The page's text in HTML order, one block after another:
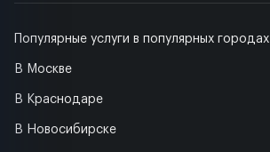
Популярные услуги в популярных городах
В Москве
В Краснодаре
В Новосибирске